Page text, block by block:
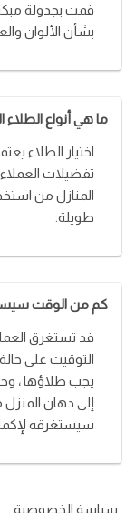
قمت بجدولة
بشأن الألوان
ما هي أنواع
اختيار الطلاء
تفضيلات
المنازل من
طويلة.
كم من الوقت
التوقيت على
يجب طلاؤها ،
إلى دهان
سيستغرقه
سياسة الخصوصية